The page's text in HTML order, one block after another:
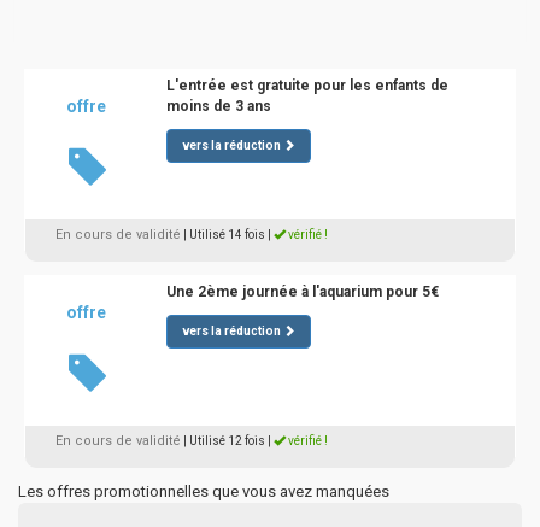
offre
L'entrée est gratuite pour les enfants de
moins de 3 ans
vers la réduction
En cours de validité | Utilisé 14 fois vérifié !
offre
Une 2ème journée à l'aquarium pour 5€
vers la réduction
En cours de validité | Utilisé 12 fois vérifié !
Les offres promotionnelles que vous avez manquées